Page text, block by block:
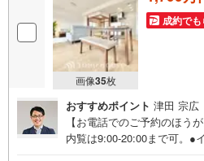
画像35枚
成約でも
おすすめポイント 津田 宗広
【お電話でのご予約のほう
内覧は9:00-20:00まで可。●